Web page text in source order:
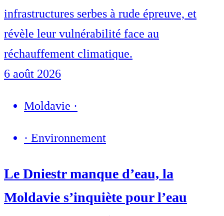
infrastructures serbes à rude épreuve, et
révèle leur vulnérabilité face au
réchauffement climatique.
6 août 2026
Moldavie ·
· Environnement
Le Dniestr manque d’eau, la
Moldavie s’inquiète pour l’eau